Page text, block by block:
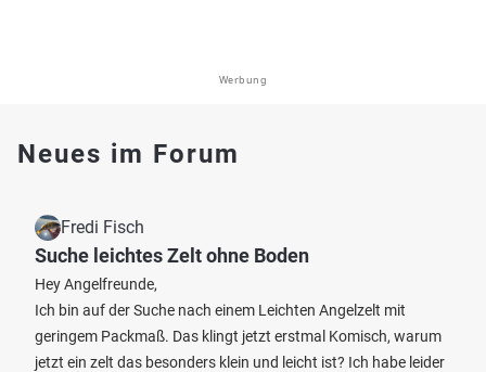
Werbung
Neues im Forum
Fredi Fisch
Suche leichtes Zelt ohne Boden
Hey Angelfreunde,
Ich bin auf der Suche nach einem Leichten Angelzelt mit
geringem Packmaß. Das klingt jetzt erstmal Komisch, warum
jetzt ein zelt das besonders klein und leicht ist? Ich habe leider